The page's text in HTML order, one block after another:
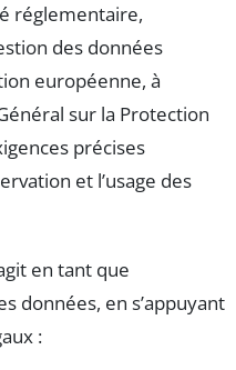
réglementaire,
des données
européenne, à
sur la Protection
précises
et l’usage des
en tant que
données, en s’appuyant
: